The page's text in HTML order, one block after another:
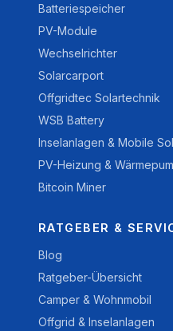
Batteriespeicher
PV-Module
Wechselrichter
Solarcarport
Offgridtec Solartechnik
WSB Battery
Inselanlagen & Mobile
PV-Heizung &
Bitcoin Miner
RATGEBER &
Blog
Ratgeber-Übersicht
Camper & Wohnmobil
Offgrid & Inselanlagen